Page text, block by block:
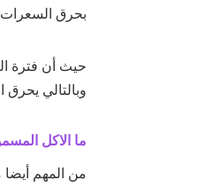
بحرق السعرات
حيث أن فترة
وبالتالي
ما الاكل
من المهم